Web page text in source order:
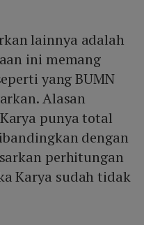
lainnya adalah
ini memang
yang BUMN
Alasan
punya total
dengan
perhitungan
Karya sudah tidak